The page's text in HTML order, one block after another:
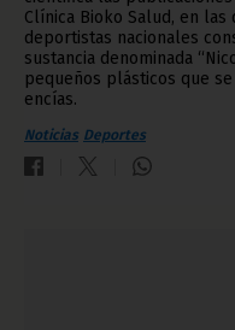
Clínica Bioko Salud, en
deportistas nacionales
sustancia denominada
pequeños plásticos que
encías.
Noticias Deportes